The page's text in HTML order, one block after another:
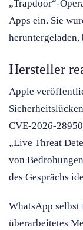
„Trapdoor“-
Apps ein. Sie
Hersteller
Apple
CVE-2026-
„Live Threat
von
des Gesprächs
WhatsApp
überarbeitetes